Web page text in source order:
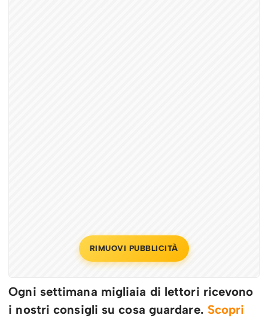
RIMUOVI PUBBLICITÀ
Ogni settimana migliaia di lettori ricevono
i nostri consigli su cosa guardare. Scopri